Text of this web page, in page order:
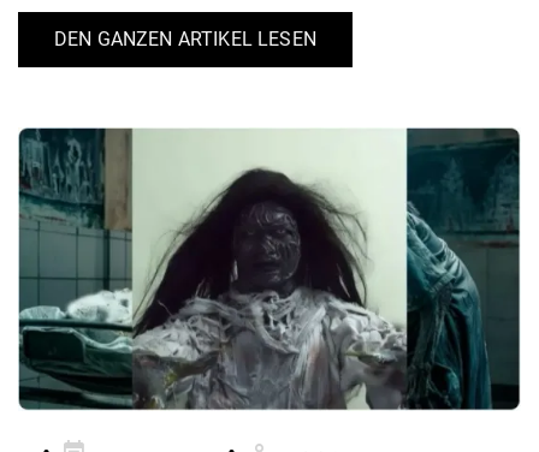
DEN GANZEN ARTIKEL LESEN